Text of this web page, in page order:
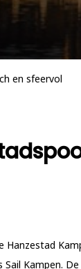
en sfeervol
Hanzestad
Sail Kampen.